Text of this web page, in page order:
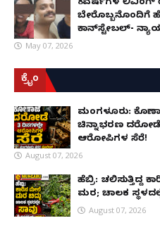
8ವರ್ಷಗಳ ಲಿವಿಂಗ್‌
ಬೇರೊಬ್ಬನೊಂದಿಗೆ
ಕಾನ್‌ಸ್ಟೇಬಲ್-
May 07, 2026
ಕ್ರೈಂ
ಮಂಗಳೂರು:
ಚಿನ್ನಾಭರಣ ದರೋಡೆ
ಆರೋಪಿಗಳ ಸೆರೆ!
August 07, 2026
ಹೆಬ್ರಿ: ಚಲಿಸುತ್ತಿದ್ದ
ಮರ; ಚಾಲಕ
August 07, 2026